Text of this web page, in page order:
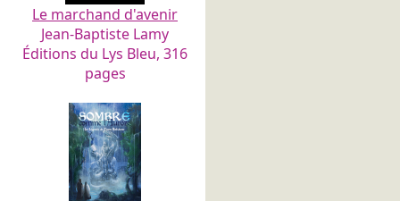
Le marchand d'avenir
Jean-Baptiste Lamy
Éditions du Lys Bleu, 316
pages